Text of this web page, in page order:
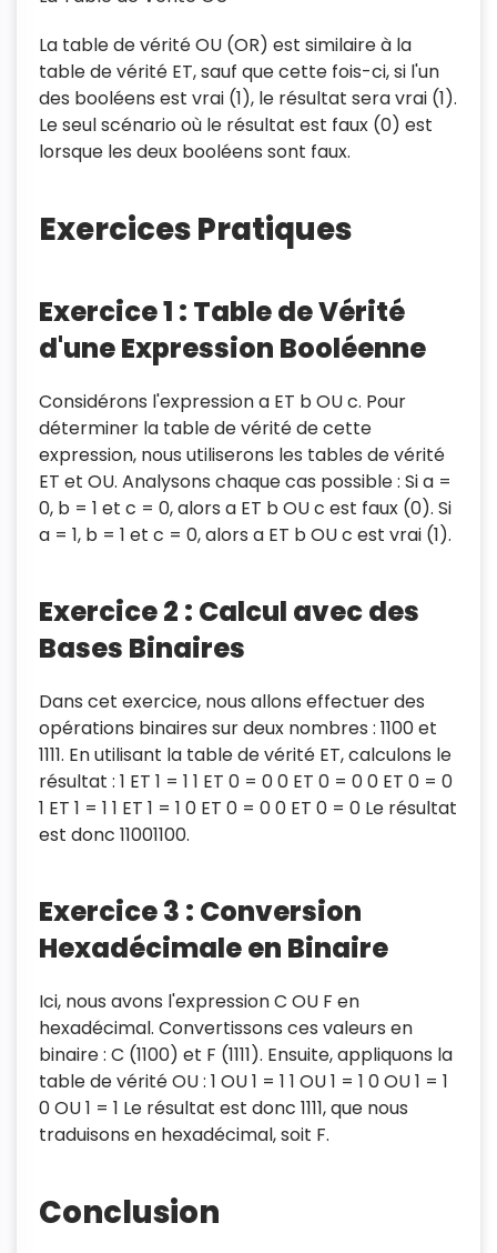
La table de vérité OU (OR) est similaire à la
table de vérité ET, sauf que cette fois-ci, si l'un
des booléens est vrai (1), le résultat sera vrai (1).
Le seul scénario où le résultat est faux (0) est
lorsque les deux booléens sont faux.
Exercices Pratiques
Exercice 1 : Table de Vérité
d'une Expression Booléenne
Considérons l'expression a ET b OU c. Pour
déterminer la table de vérité de cette
expression, nous utiliserons les tables de vérité
ET et OU. Analysons chaque cas possible : Si a =
0, b = 1 et c = 0, alors a ET b OU c est faux (0). Si
a = 1, b = 1 et c = 0, alors a ET b OU c est vrai (1).
Exercice 2 : Calcul avec des
Bases Binaires
Dans cet exercice, nous allons effectuer des
opérations binaires sur deux nombres : 1100 et
1111. En utilisant la table de vérité ET, calculons le
résultat : 1 ET 1 = 1 1 ET 0 = 0 0 ET 0 = 0 0 ET 0 = 0
1 ET 1 = 1 1 ET 1 = 1 0 ET 0 = 0 0 ET 0 = 0 Le résultat
est donc 11001100.
Exercice 3 : Conversion
Hexadécimale en Binaire
Ici, nous avons l'expression C OU F en
hexadécimal. Convertissons ces valeurs en
binaire : C (1100) et F (1111). Ensuite, appliquons la
table de vérité OU : 1 OU 1 = 1 1 OU 1 = 1 0 OU 1 = 1
0 OU 1 = 1 Le résultat est donc 1111, que nous
traduisons en hexadécimal, soit F.
Conclusion